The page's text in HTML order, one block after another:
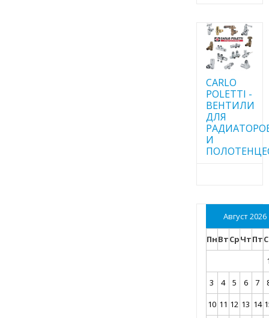
CARLO
POLETTI -
ВЕНТИЛИ
ДЛЯ
И
Август 2026
ПнВтСрЧтПт
3
4 5 6 7
10 11 12 13 14